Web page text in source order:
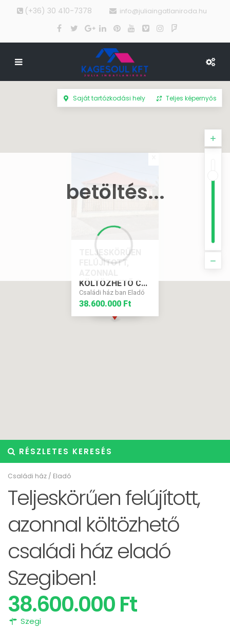
(+36) 30 410-7378 info@juliaingatlaniroda.hu
38.600.000 Ft
TELJESKÖRŰEN
FELÚJÍTOTT,
KÖLTÖZHETŐ C...
Családi ház ban Eladó
38.600.000 Ft
betöltés...
Saját tartózkodási hely Teljes képernyős
RÉSZLETES KERESÉS
Családi ház / Eladó
Teljeskörűen felújított,
azonnal költözhető
családi ház eladó
Szegiben!
38.600.000 Ft
Szegi